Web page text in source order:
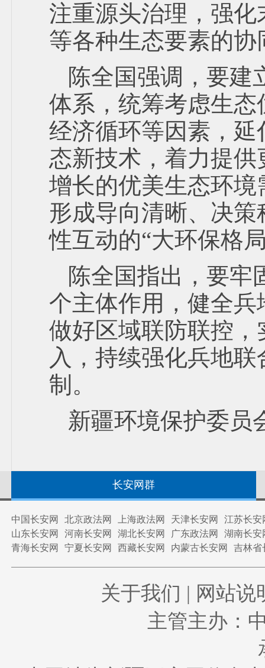
注重源头治理，强
等各种生态要素的协
陈全国强调，要建
体系，统筹考虑生
经济循环等因素，
态新技术，着力提
增长的优美生态环
形成导向清晰、决
性互动的“大环保格
陈全国指出，要牢
个主体作用，健全
做好区域联防联控
入，持续强化兵地
制。
新疆环境保护委员
长安网群
中国长安网 北京政法网 上海政法网 天津长安网
江苏长安
山东长安网
河南长安网 湖北长安网 广东政法网
湖南长安
青海长安网
宁夏长安网 西藏长安网 内蒙古长安网 吉林省
关于我们 | 网站说
主管主办：